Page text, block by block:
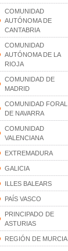
COMUNIDAD
AUTÓNOMA DE
CANTABRIA
COMUNIDAD
AUTÓNOMA DE LA
RIOJA
COMUNIDAD DE
MADRID
COMUNIDAD FORAL
DE NAVARRA
COMUNIDAD
VALENCIANA
EXTREMADURA
GALICIA
ILLES BALEARS
PAÍS VASCO
PRINCIPADO DE
ASTURIAS
REGIÓN DE MURCIA